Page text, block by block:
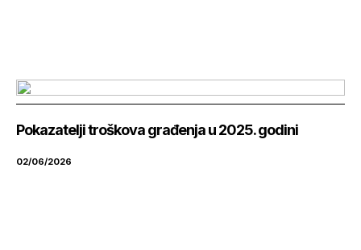
Pokazatelji troškova građenja u 2025. godini
02/06/2026